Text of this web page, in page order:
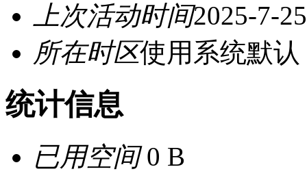
上次活动时间2025-7-
所在时区使用系统默认
统计信息
已用空间0 B